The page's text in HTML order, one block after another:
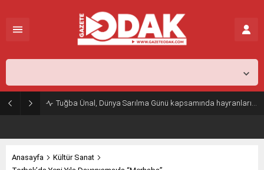
Tuğba Ünal, Dünya Sarılma Günü kapsamında hayranlarıyla buluştu
Anasayfa
Kültür Sanat